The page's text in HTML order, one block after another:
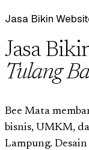
Jasa Bikin
Jasa
Tulang
Bee Mata
bisnis, UMKM,
Lampung.